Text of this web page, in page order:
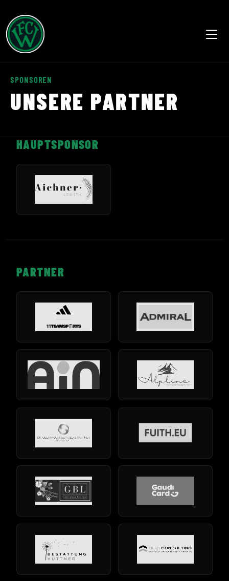
SPONSOREN
UNSERE PARTNER
HAUPTSPONSOR
PARTNER